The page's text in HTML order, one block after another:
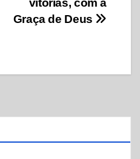
Graça de Deus